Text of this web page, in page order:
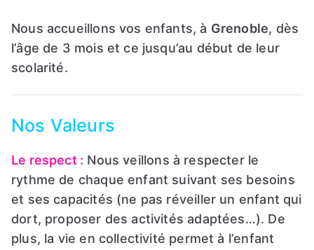
Nous accueillons vos enfants, à Grenoble, dès
l’âge de 3 mois et ce jusqu’au début de leur
scolarité.
Nos Valeurs
Le respect : Nous veillons à respecter le
rythme de chaque enfant suivant ses besoins
et ses capacités (ne pas réveiller un enfant qui
dort, proposer des activités adaptées…). De
plus, la vie en collectivité permet à l’enfant